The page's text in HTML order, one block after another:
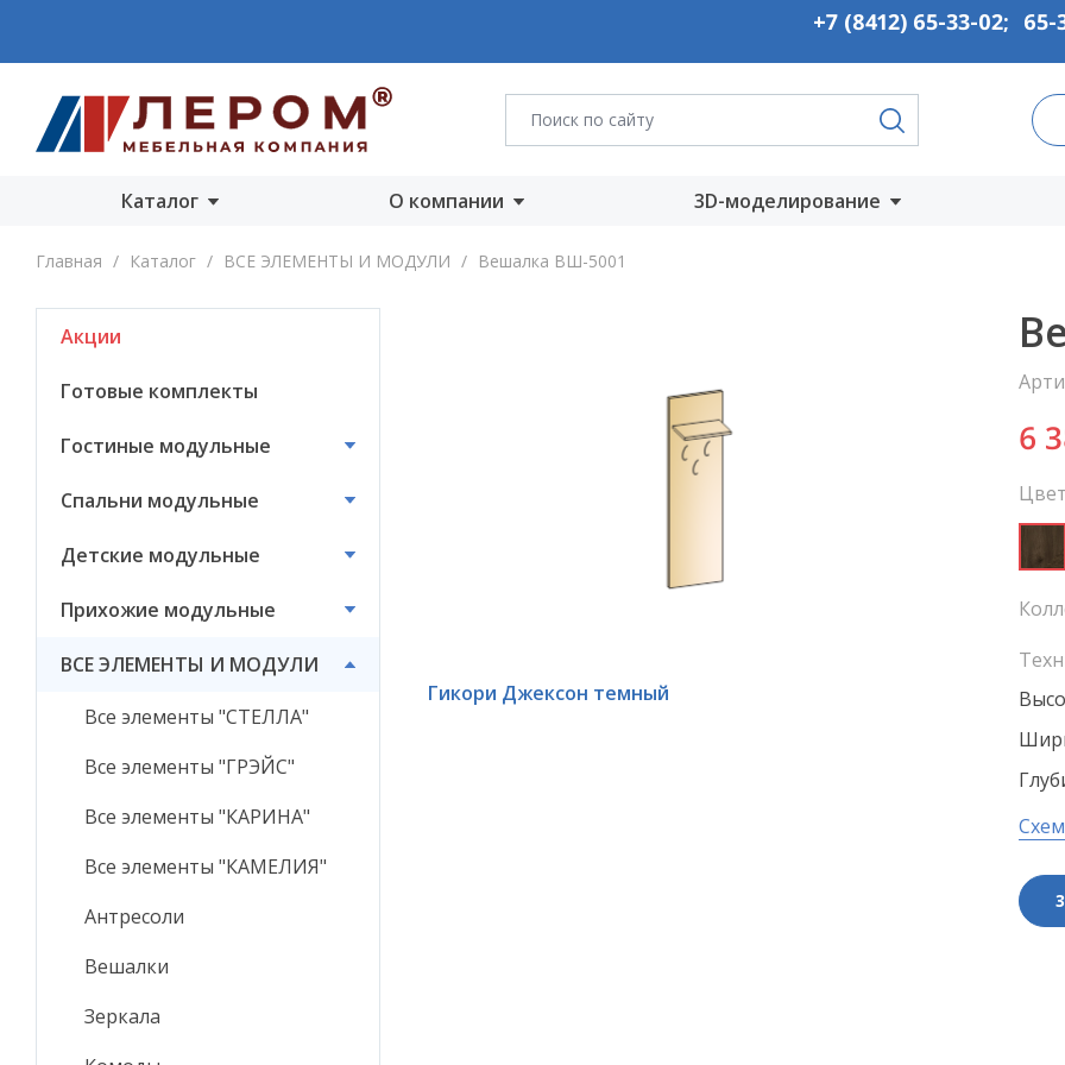
+7 (8412) 65-33-02; 65-
Каталог
Акции
Детские модульные
Прихожие
ВСЕ ЭЛЕМЕНТЫ И
МОДУЛИ
О компании
О компании
3D-моделирование
Главная / Каталог / ВСЕ ЭЛЕМЕНТЫ И МОДУЛИ / Вешалка ВШ-5001
Акции
Готовые комплекты
Гостиные модульные
Спальни модульные
Детские модульные
Прихожие модульные
ВСЕ ЭЛЕМЕНТЫ И МОДУЛИ
Все элементы "СТЕЛЛА"
Все элементы "ГРЭЙС"
Все элементы "КАРИНА"
Все элементы "КАМЕЛИЯ"
Антресоли
Вешалки
Зеркала
Гикори Джексон темный
6